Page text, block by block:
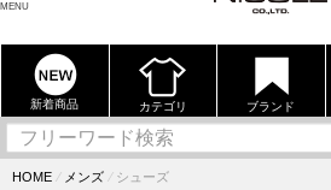
MENU
新着商品 カテゴリ ブランド
HOME ⁄ メンズ ⁄ シューズ